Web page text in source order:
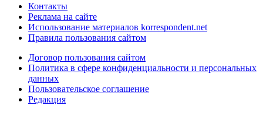
Контакты
Реклама на сайте
Использование материалов korrespondent.net
Правила пользования сайтом
Договор пользования сайтом
Политика в сфере конфиденциальности и персональных
данных
Пользовательское соглашение
Редакция